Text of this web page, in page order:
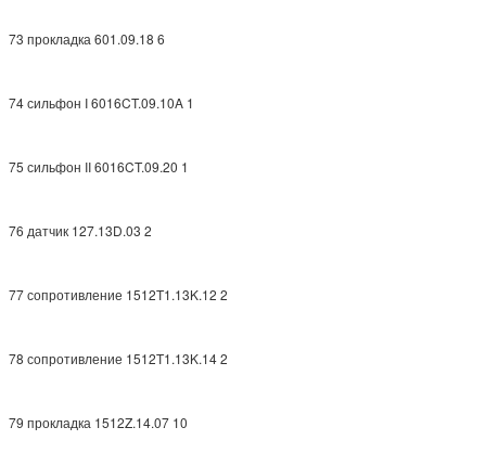
73 прокладка 601.09.18 6
74 сильфон I 6016CT.09.10A 1
75 сильфон II 6016CT.09.20 1
76 датчик 127.13D.03 2
77 сопротивление 1512T1.13K.12 2
78 сопротивление 1512T1.13K.14 2
79 прокладка 1512Z.14.07 10